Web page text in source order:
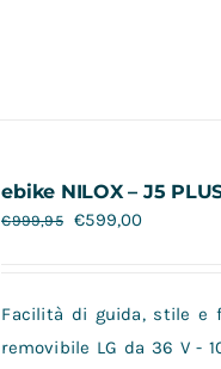
ebike NILOX – J5
€999,95 €599,00
Facilità di guida, stile e
removibile LG da 36 V -